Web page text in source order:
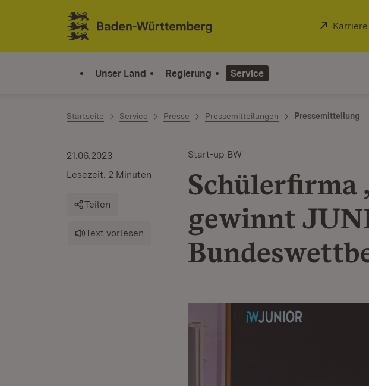
Zum Inhalt springen
Link zur Startseite
Extern:
Karriere
Unser Land Regierung Service
Startseite Service Presse Pressemitteilungen Pressemitteilung
Start-up BW
Schülerfirma
gewinnt
21.06.2023
Lesezeit: 2 Minuten
Teilen
Text vorlesen